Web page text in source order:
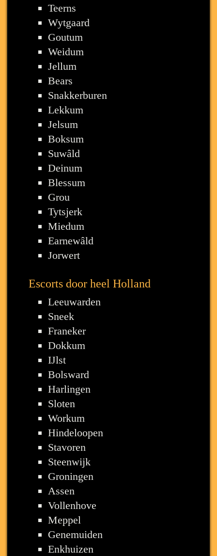
Teerns
Wytgaard
Goutum
Weidum
Jellum
Bears
Snakkerburen
Lekkum
Jelsum
Boksum
Suwâld
Deinum
Blessum
Grou
Tytsjerk
Miedum
Earnewâld
Jorwert
Escorts door heel Holland
Leeuwarden
Sneek
Franeker
Dokkum
IJlst
Bolsward
Harlingen
Sloten
Workum
Hindeloopen
Stavoren
Steenwijk
Groningen
Assen
Vollenhove
Meppel
Genemuiden
Enkhuizen